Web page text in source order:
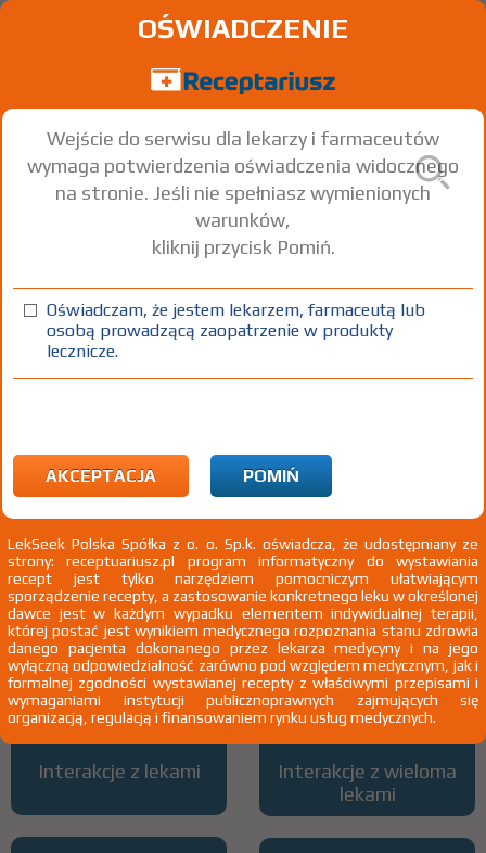
®
Cefoperazone
inj. doż./dom./inf. doż. [prosz. do
przyg. roztw.]
1
1
Wszystkie dawki leku
Interakcje z lekami
ATC
Interakcje z wieloma
lekami
OŚWIADCZENIE
Wejście do serwisu dla lekarzy i farmaceutów
wymaga potwierdzenia oświadczenia widocznego
na stronie. Jeśli nie spełniasz wymienionych
warunków,
kliknij przycisk Pomiń.
Oświadczam, że jestem lekarzem, farmaceutą lub
osobą prowadzącą zaopatrzenie w produkty
lecznicze.
AKCEPTACJA POMIŃ
LekSeek Polska Spółka z o. o. Sp.k. oświadcza, że udostępniany ze
strony: receptuariusz.pl program informatyczny do wystawiania
recept jest tylko narzędziem pomocniczym ułatwiającym
sporządzenie recepty, a zastosowanie konkretnego leku w określonej
dawce jest w każdym wypadku elementem indywidualnej terapii,
której postać jest wynikiem medycznego rozpoznania stanu zdrowia
danego pacjenta dokonanego przez lekarza medycyny i na jego
wyłączną odpowiedzialność zarówno pod względem medycznym, jak i
formalnej zgodności wystawianej recepty z właściwymi przepisami i
wymaganiami instytucji publicznoprawnych zajmujących się
organizacją, regulacją i finansowaniem rynku usług medycznych.